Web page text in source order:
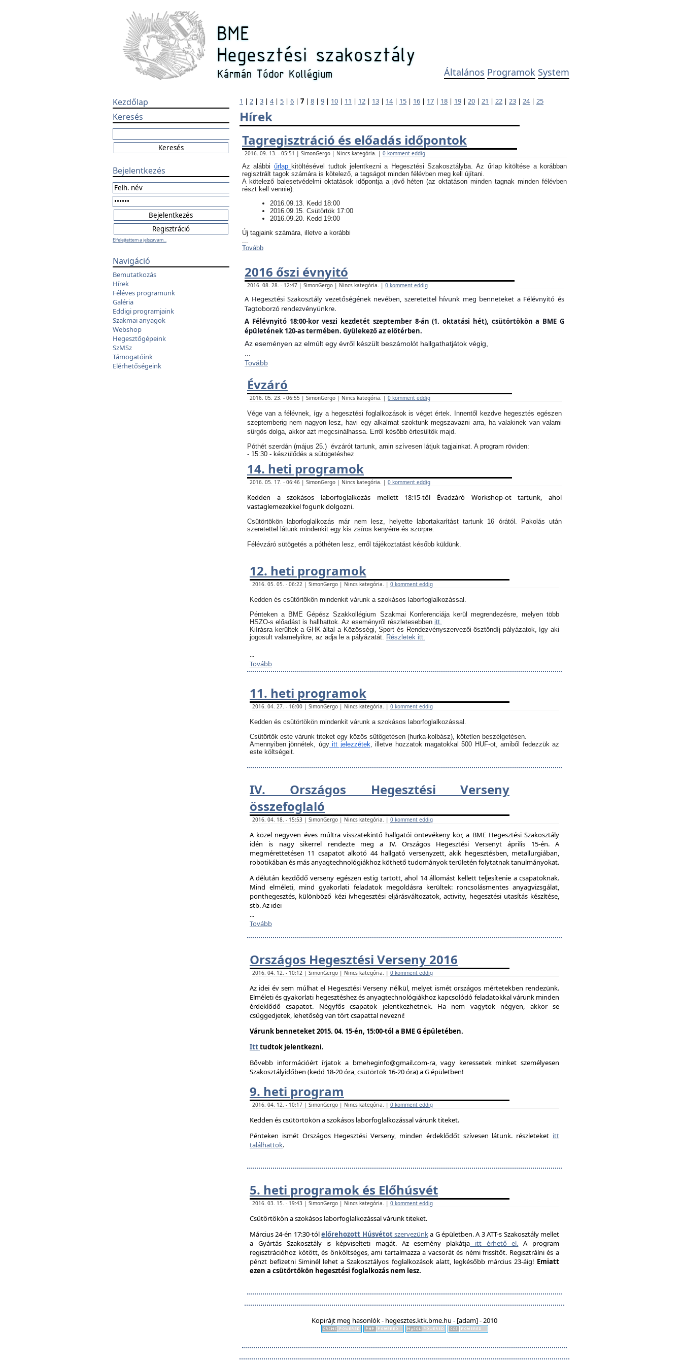
Általános Programok System
Kezdőlap
Keresés
Bejelentkezés
Elfelejtettem a jelszavam...
Navigáció
Bemutatkozás
Hírek
Féléves programunk
Galéria
Eddigi programjaink
Szakmai anyagok
Webshop
Hegesztőgépeink
SzMSz
Támogatóink
Elérhetőségeink
1 | 2 | 3 | 4| 5 | 6 | 7 | 8 | 9 | 10 | 11 | 12 | 13 | 14| 15 | 16 | 17 | 18 | 19 | 20 | 21 | 22 | 23 | 24| 25
Hírek
Tagregisztráció és előadás időpontok
2016. 09. 13. - 05:51 | SimonGergo | Nincs kategória. | 0 komment eddig
Az alábbi űrlap kitöltésével tudtok jelentkezni a Hegesztési Szakosztályba. Az űrlap kitöltése a korábban
regisztrált tagok számára is kötelező, a tagságot minden félévben meg kell újítani.
​A kötelező balesetvédelmi oktatások időpontja a jövő héten (az oktatáson minden tagnak minden félévben
részt kell vennie):
​2016.09.13. Kedd 18:00
2016.09.15. Csütörtök 17:00
2016.09.20. Kedd 19:00
Új tagjaink számára, illetve a korábbi
...
Tovább
2016 őszi évnyitó
2016. 08. 28. - 12:47 | SimonGergo | Nincs kategória. | 0 komment eddig
A Hegesztési Szakosztály vezetőségének nevében, szeretettel hívunk meg benneteket a Félévnyitó és
Tagtoborzó rendezvényünkre.
A Félévnyitó 18:00-kor veszi kezdetét szeptember 8-án (1. oktatási hét), csütörtökön a BME G
épületének 120-as termében. Gyülekező az előtérben.
Az eseményen az elmúlt egy évről készült beszámolót hallgathatjátok végig,
Tovább
Évzáró
2016. 05. 23. - 06:55 | SimonGergo | Nincs kategória. | 0 komment eddig
Vége van a félévnek, így a hegesztési foglalkozások is véget értek. Innentől kezdve hegesztés egészen
szeptemberig nem nagyon lesz, havi egy alkalmat szoktunk megszavazni arra, ha valakinek van valami
sürgős dolga, akkor azt megcsinálhassa. Erről később értesültök majd.
Póthét szerdán (május 25.) évzárót tartunk, amin szívesen látjuk tagjainkat. A program röviden:
- 15:30 - készülődés a sütögetéshez
14. heti programok
2016. 05. 17. - 06:46 | SimonGergo | Nincs kategória. | 0 komment eddig
Kedden a szokásos laborfoglalkozás mellett 18:15-től Évadzáró Workshop-ot tartunk, ahol
vastaglemezekkel fogunk dolgozni.
Csütörtökön laborfoglalkozás már nem lesz, helyette labortakarítást tartunk 16 órától. Pakolás után
szeretettel látunk mindenkit egy kis zsíros kenyérre és szörpre.
Félévzáró sütögetés a póthéten lesz, erről tájékoztatást később küldünk.
12. heti programok
2016. 05. 05. - 06:22 | SimonGergo | Nincs kategória. | 0 komment eddig
Kedden és csütörtökön mindenkit várunk a szokásos laborfoglalkozással.
Pénteken a BME Gépész Szakkollégium Szakmai Konferenciája kerül megrendezésre, melyen több
HSZO-s előadást is hallhattok. Az eseményről részletesebben itt.
Kiírásra kerültek a GHK által a Közösségi, Sport és Rendezvényszervezői ösztöndíj pályázatok, így aki
jogosult valamelyikre, az adja le a pályázatát. Részletek itt.
...
Tovább
11. heti programok
2016. 04. 27. - 16:00 | SimonGergo | Nincs kategória. | 0 komment eddig
Kedden és csütörtökön mindenkit várunk a szokásos laborfoglalkozással.
Csütörtök este várunk titeket egy közös sütögetésen (hurka-kolbász), kötetlen beszélgetésen.
Amennyiben jönnétek, úgyitt jelezzétek, illetve hozzatok magatokkal 500 HUF-ot, amiből fedezzük az
este költségeit.
IV. Országos Hegesztési Verseny
összefoglaló
2016. 04. 18. - 15:53 | SimonGergo | Nincs kategória. | 0 komment eddig
A közel negyven éves múltra visszatekintő hallgatói öntevékeny kör, a BME Hegesztési Szakosztály
idén is nagy sikerrel rendezte meg a IV. Országos Hegesztési Versenyt április 15-én. A
megmérettetésen 11 csapatot alkotó 44 hallgató versenyzett, akik hegesztésben, metallurgiában,
robotikában és más anyagtechnológiákhoz köthető tudományok területén folytatnak tanulmányokat.
A délután kezdődő verseny egészen estig tartott, ahol 14 állomást kellett teljesítenie a csapatoknak.
Mind elméleti, mind gyakorlati feladatok megoldásra kerültek: roncsolásmentes anyagvizsgálat,
ponthegesztés, különböző kézi ívhegesztési eljárásváltozatok, activity, hegesztési utasítás készítése,
stb. Az idei
...
Tovább
Országos Hegesztési Verseny 2016
2016. 04. 12. - 10:12 | SimonGergo | Nincs kategória. | 0 komment eddig
Az idei év sem múlhat el Hegesztési Verseny nélkül, melyet ismét országos mértetekben rendezünk.
Elméleti és gyakorlati hegesztéshez és anyagtechnológiákhoz kapcsolódó feladatokkal várunk minden
érdeklődő csapatot. Négyfős csapatok jelentkezhetnek. Ha nem vagytok négyen, akkor se
csüggedjetek, lehetőség van tört csapattal nevezni!
Várunk benneteket 2015. 04. 15-én, 15:00-tól a BME G épületében.
Itttudtok jelentkezni.
Bővebb információért írjatok a bmeheginfo@gmail.com-ra, vagy keressetek minket személyesen
Szakosztályidőben (kedd 18-20 óra, csütörtök 16-20 óra) a G épületben!
9. heti program
2016. 04. 12. - 10:17 | SimonGergo | Nincs kategória. | 0 komment eddig
Kedden és csütörtökön a szokásos laborfoglalkozással várunk titeket.
Pénteken ismét Országos Hegesztési Verseny, minden érdeklődőt szívesen látunk. részleteket itt
találhattok.
5. heti programok és Előhúsvét
2016. 03. 15. - 19:43 | SimonGergo | Nincs kategória. | 0 komment eddig
Csütörtökön a szokásos laborfoglalkozással várunk titeket.
Március 24-én 17:30-tólelőrehozott Húsvétotszervezünka G épületben. A 3 ATT-s Szakosztály mellet
a Gyártás Szakosztály is képviselteti magát. Az esemény plakátja itt érhető el. A program
regisztrációhoz kötött, és önköltséges, ami tartalmazza a vacsorát és némi frissítőt. Regisztrálni és a
pénzt befizetni Siminél lehet a Szakosztályos foglalkozások alatt, legkésőbb március 23-áig! Emiatt
ezen a csütörtökön hegesztési foglalkozás nem lesz.
Kopirájt meg hasonlók - hegesztes.ktk.bme.hu - [adam] - 2010